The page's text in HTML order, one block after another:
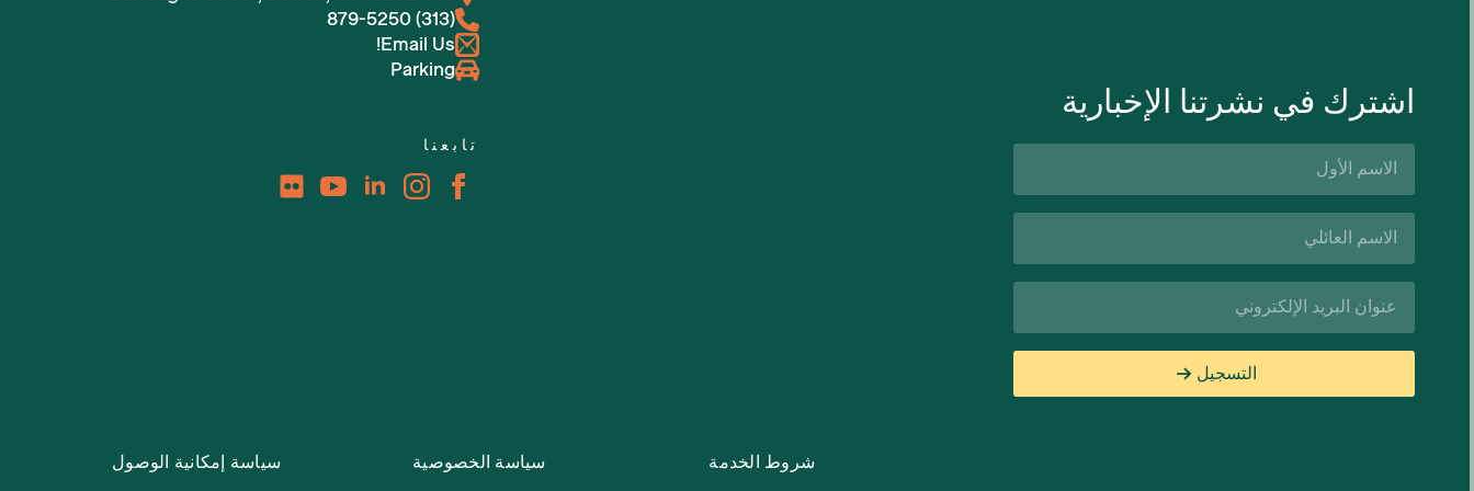
اشترك في نشرتنا الإخبارية
الاسم
الأول*
اسم
العائلة*
البريد
الإلكتروني*
التسجيل
(313) 879-5250
Email Us!
Parking
تابعنا
شروط الخدمة سياسة الخصوصية سياسة إمكانية الوصول